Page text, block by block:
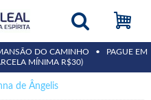
DO CAMINHO • PAGUE EM
MÍNIMA R$30)
de Ângelis